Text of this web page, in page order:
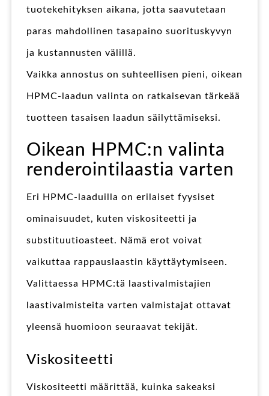
tuotekehityksen aikana, jotta saavutetaan
paras mahdollinen tasapaino suorituskyvyn
ja kustannusten välillä.
Vaikka annostus on suhteellisen pieni, oikean
HPMC-laadun valinta on ratkaisevan tärkeää
tuotteen tasaisen laadun säilyttämiseksi.
Oikean HPMC:n valinta
renderointilaastia varten
Eri HPMC-laaduilla on erilaiset fyysiset
ominaisuudet, kuten viskositeetti ja
substituutioasteet. Nämä erot voivat
vaikuttaa rappauslaastin käyttäytymiseen.
Valittaessa HPMC:tä laastivalmistajien
laastivalmisteita varten valmistajat ottavat
yleensä huomioon seuraavat tekijät.
Viskositeetti
Viskositeetti määrittää, kuinka sakeaksi